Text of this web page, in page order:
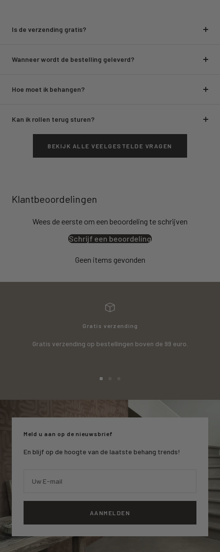
Is de verzending gratis?
Wanneer wordt de bestelling geleverd?
Hoe moet ik behangen?
Kan ik rollen terug sturen?
BEKIJK ALLE VEELGESTELDE VRAGEN
Klantbeoordelingen
Wees de eerste om een beoordeling te schrijven
Schrijf een beoordeling
Geen items gevonden
Gratis verzending
Gratis verzending op bestellingen boven de 99 euro.
1
2
slide
3
Meld u aan op de nieuwsbrief
En blijf op de hoogte van de laatste behang trends!
Uw E-mail
AANMELDEN